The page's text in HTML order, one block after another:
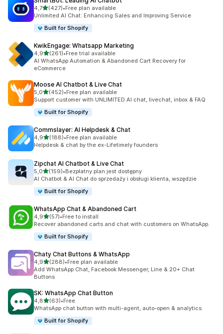
4,7na 5 gwiazdek
(427)
Łączna liczba recenzji: 427
•Free plan available
Unlimited AI Chat: Enhancing Sales and Improving Service
Built for Shopify
KwikEngage: Whatsapp Marketing
4,9na 5 gwiazdek
(261)
Łączna liczba recenzji: 261
•Free trial available
AI WhatsApp Automation & Abandoned Cart Recovery for
eCommerce
Moose AI Chatbot & Live Chat
5,0na 5 gwiazdek
(452)
Łączna liczba recenzji: 452
•Free plan available
Support customer with UNLIMITED AI chat, livechat, inbox & FAQ
Built for Shopify
Commslayer: AI Helpdesk & Chat
4,9na 5 gwiazdek
(188)
Łączna liczba recenzji: 188
•Free plan available
Helpdesk & chat by the ex-Lifetimely founders
Zipchat AI Chatbot & Live Chat
5,0na 5 gwiazdek
(159)
Łączna liczba recenzji: 159
•Bezpłatny plan jest dostępny
AI Chatbot & AI Chat do sprzedaży i obsługi klienta, wszędzie
Built for Shopify
WhatsApp Chat & Abandoned Cart
4,9na 5 gwiazdek
(57)
Łączna liczba recenzji: 57
•Free to install
Recover abandoned carts and chat with customers on WhatsApp.
Built for Shopify
Chaty Chat Buttons & WhatsApp
4,9na 5 gwiazdek
(288)
Łączna liczba recenzji: 288
•Free plan available
Add WhatsApp Chat, Facebook Messenger, Line & 20+ Chat
Buttons
SK: WhatsApp Chat Button
4,8na 5 gwiazdek
(63)
Łączna liczba recenzji: 63
•Free
WhatsApp chat button with multi-agent, auto-open & analytics.
Built for Shopify